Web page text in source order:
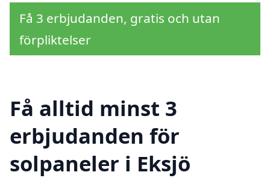
Få 3 erbjudanden, gratis och utan
förpliktelser
Få alltid minst 3
erbjudanden för
solpaneler i Eksjö